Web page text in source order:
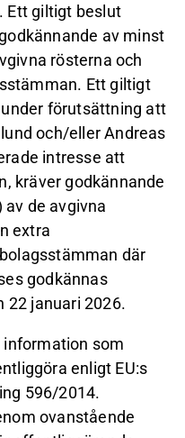
Ett giltigt beslut
av minst
rösterna och
Ett giltigt
förutsättning att
och/eller Andreas
intresse att
kräver godkännande
de avgivna
extra
där
godkännas
22 januari 2026.
information som
enligt EU:s
596/2014.
ovanstående